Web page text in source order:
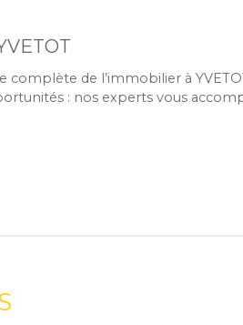
complète de l’immobilier à
: nos experts vous